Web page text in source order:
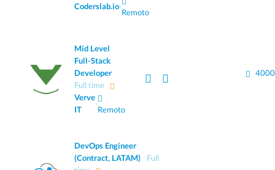
Coderslab.io·
Remoto
Mid Level
Full-Stack
Developer
Full time
Verve
IT
·
Remoto
DevOps Engineer
(Contract, LATAM)
Full